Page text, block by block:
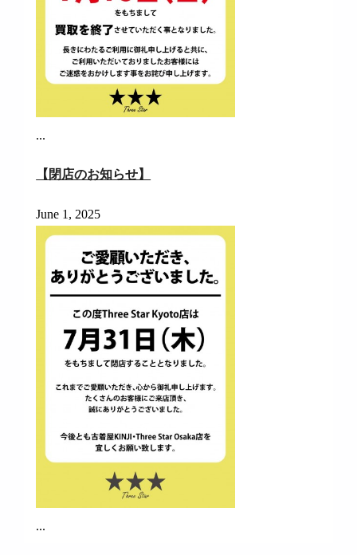
...
【閉店のお知らせ】
June 1, 2025
...